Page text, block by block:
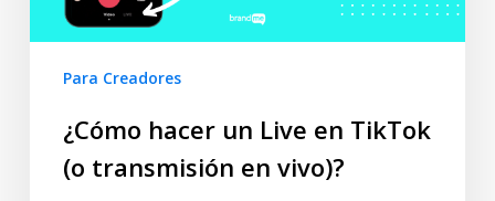
Para Creadores
¿Cómo hacer un Live en TikTok
(o transmisión en vivo)?